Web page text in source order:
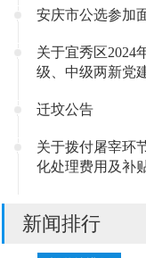
安庆市公选参加
关于宜秀区2024
级、中级两新党
迁坟公告
关于拨付屠宰环
化处理费用及补
新闻排行